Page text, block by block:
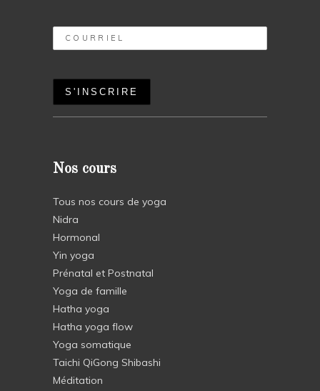
Nos cours
Tous nos cours de yoga
Nidra
Hormonal
Yin yoga
Prénatal et Postnatal
Yoga de famille
Hatha yoga
Hatha yoga flow
Yoga somatique
Taichi QiGong Shibashi
Méditation